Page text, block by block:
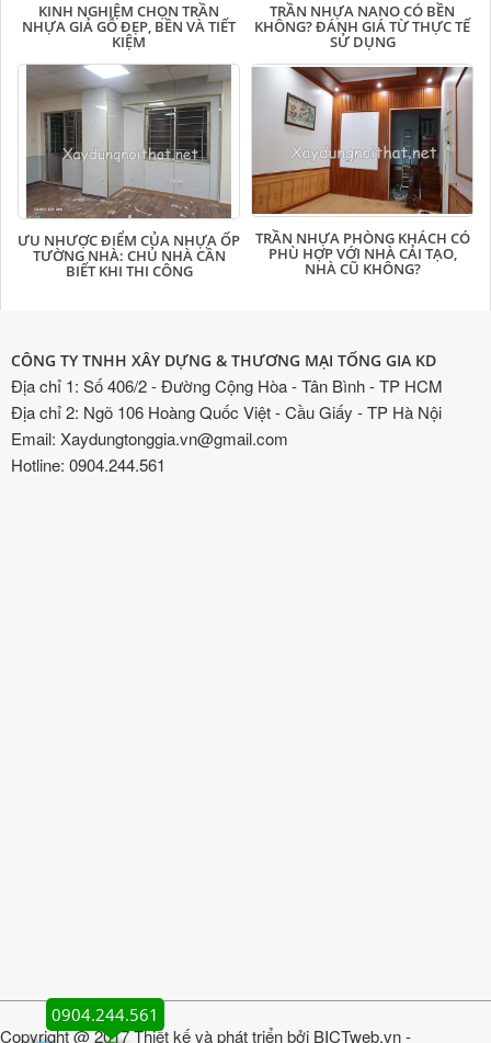
KINH NGHIỆM CHỌN TRẦN
NHỰA GIẢ GỖ ĐẸP, BỀN VÀ TIẾT
KIỆM
TRẦN NHỰA NANO CÓ BỀN
KHÔNG? ĐÁNH GIÁ TỪ THỰC TẾ
SỬ DỤNG
ƯU NHƯỢC ĐIỂM CỦA NHỰA ỐP
TƯỜNG NHÀ: CHỦ NHÀ CẦN
BIẾT KHI THI CÔNG
TRẦN NHỰA PHÒNG KHÁCH CÓ
PHÙ HỢP VỚI NHÀ CẢI TẠO,
NHÀ CŨ KHÔNG?
CÔNG TY TNHH XÂY DỰNG & THƯƠNG MẠI TỐNG GIA KD
Địa chỉ 1: Số 406/2 - Đường Cộng Hòa - Tân Bình - TP HCM
Địa chỉ 2: Ngõ 106 Hoàng Quốc Việt - Cầu Giấy - TP Hà Nội
Email: Xaydungtonggia.vn@gmail.com
Hotline: 0904.244.561
Copyright @ 2017 Thiết kế và phát triển bởi BICTweb.vn-
0904.244.561